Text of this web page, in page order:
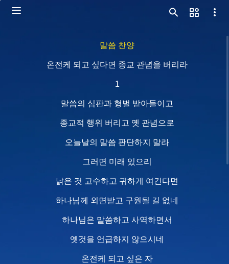
말씀 찬양
온전케 되고 싶다면 종교 관념을 버리라
1
말씀의 심판과 형벌 받아들이고
종교적 행위 버리고 옛 관념으로
오늘날의 말씀 판단하지 말라
그러면 미래 있으리
낡은 것 고수하고 귀하게 여긴다면
하나님께 외면받고 구원될 길 없네
하나님은 말씀하고 사역하면서
옛것을 언급하지 않으시네
온전케 되고 싶은 자